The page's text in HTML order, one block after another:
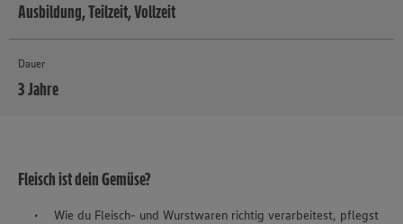
Ausbildung, Teilzeit, Vollzeit
Dauer
3 Jahre
Fleisch ist dein Gemüse?
Wie du Fleisch- und Wurstwaren richtig verarbeitest, pflegst